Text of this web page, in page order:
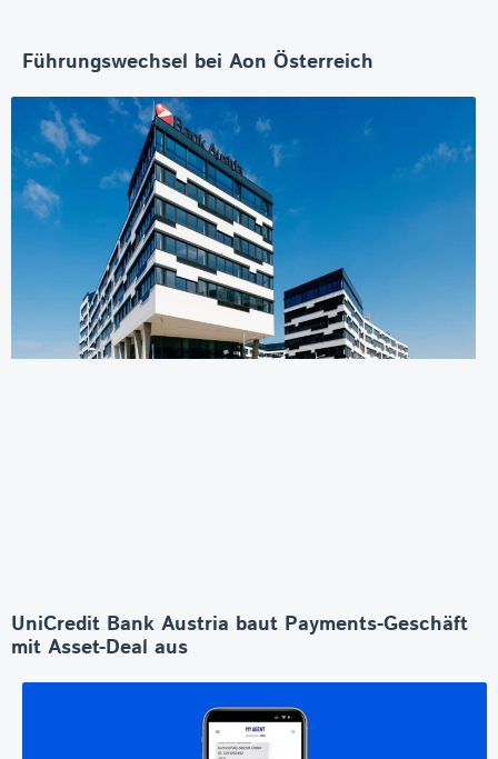
Führungswechsel bei Aon Österreich
UniCredit Bank Austria baut Payments-Geschäft
mit Asset-Deal aus